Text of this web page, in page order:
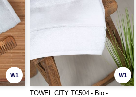
W1 W1
TOWEL CITY TC504 - Bio -